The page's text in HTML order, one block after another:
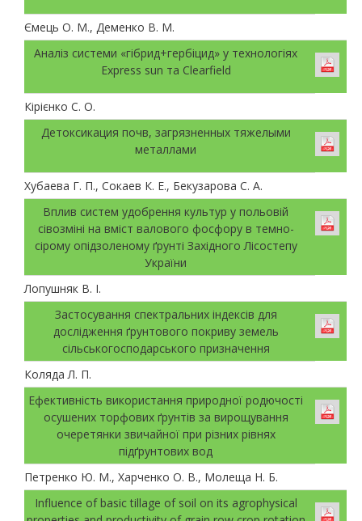
Ємець О. М., Деменко В. М.
Аналіз системи «гібрид+гербіцид» у технологіях
Express sun та Clearfield
Кірієнко С. О.
Детоксикация почв, загрязненных тяжелыми
металлами
Хубаева Г. П., Сокаев К. Е., Бекузарова С. А.
Вплив систем удобрення культур у польовій
сівозміні на вміст валового фосфору в темно-
сірому опідзоленому ґрунті Західного Лісостепу
України
Лопушняк В. І.
Застосування спектральних індексів для
дослідження ґрунтового покриву земель
сільськогосподарського призначення
Коляда Л. П.
Ефективність використання природної родючості
осушених торфових ґрунтів за вирощування
очеретянки звичайної при різних рівнях
підґрунтових вод
Петренко Ю. М., Харченко О. В., Молеща Н. Б.
Influence of basic tillage of soil on its agrophysical